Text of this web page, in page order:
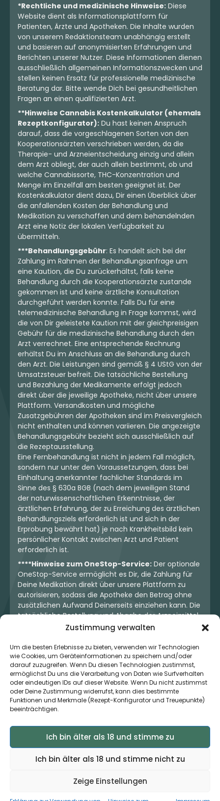
Zustimmung verwalten
Um die besten Erlebnisse zu bieten, verwenden wir Technologien
wie Cookies, um Geräteinformationen zu speichern und/oder
darauf zuzugreifen. Wenn Du diesen Technologien zustimmst,
ermöglichst Du uns die Verarbeitung von Daten wie Surfverhalten
oder eindeutigen IDs auf dieser Website. Wenn Du nicht zustimmst
oder Deine Zustimmung widerrufst, kann dies bestimmte
Funktionen und Merkmale (Rezept-Konfigurator und Treuepunkte)
beeinträchtigen.
Ich bin älter als 18 und stimme zu
Ich bin älter als 18 und stimme nicht zu
Zeige Einstellungen
*Rechtliche und medizinische Hinweise: Diese
Website dient als Informationsplattform für
Patienten, Ärzte und Apotheken. Die Inhalte wurden
von unserem Redaktionsteam unabhängig erstellt
und basieren auf anonymisierten Erfahrungen und
Berichten unserer Nutzer. Diese Informationen dienen
ausschließlich allgemeinen Informationszwecken und
stellen keinen Ersatz für professionelle medizinische
Beratung dar. Bitte wende Dich bei gesundheitlichen
Fragen an einen qualifizierten Arzt.
**Hinweise Cannabis Kostenkalkulator (ehemals
Rezeptkonfigurator): Du hast keinen Anspruch
darauf, dass die vorgeschlagenen Sorten von den
Kooperationsärzten verschrieben werden, da die
Therapie- und Arzneientscheidung einzig und allein
dem Arzt obliegt, der auch allein bestimmt, ob und
welche Cannabissorte, THC-Konzentration und
Menge im Einzelfall am besten geeignet ist. Der
Kostenkalkulator dient dazu, Dir einen Überblick über
die anfallenden Kosten der Behandlung und
Medikation zu verschaffen und dem behandelnden
Arzt eine Notiz der lokalen Verfügbarkeit zu
übermitteln.
***Behandlungsgebühr: Es handelt sich bei der
Zahlung im Rahmen der Behandlungsanfrage um
eine Kaution, die Du zurückerhältst, falls keine
Behandlung durch die Kooperationsärzte zustande
gekommen ist und keine ärztliche Konsultation
durchgeführt werden konnte. Falls Du für eine
telemedizinische Behandlung in Frage kommst, wird
die von Dir geleistete Kaution mit der gleichpreisigen
Gebühr für die medizinische Behandlung durch den
Arzt verrechnet. Eine entsprechende Rechnung
erhältst Du im Anschluss an die Behandlung durch
den Arzt. Die Leistungen sind gemäß § 4 UStG von der
Umsatzsteuer befreit. Die tatsächliche Bestellung
und Bezahlung der Medikamente erfolgt jedoch
direkt über die jeweilige Apotheke, nicht über unsere
Plattform. Versandkosten und mögliche
Zusatzgebühren der Apotheken sind im Preisvergleich
nicht enthalten und können variieren. Die angezeigte
Behandlungsgebühr bezieht sich ausschließlich auf
die Rezeptausstellung.
Eine Fernbehandlung ist nicht in jedem Fall möglich,
sondern nur unter den Voraussetzungen, dass bei
Einhaltung anerkannter fachlicher Standards im
Sinne des § 630a BGB (nach dem jeweiligen Stand
der naturwissenschaftlichen Erkenntnisse, der
ärztlichen Erfahrung, der zu Erreichung des ärztlichen
Behandlungsziels erforderlich ist und sich in der
Erprobung bewährt hat) je nach Krankheitsbild kein
persönlicher Kontakt zwischen Arzt und Patient
erforderlich ist.
****Hinweise zum OneStop-Service: Der optionale
OneStop-Service ermöglicht es Dir, die Zahlung für
Deine Medikation direkt über unsere Plattform zu
autorisieren, sodass die Apotheke den Betrag ohne
zusätzlichen Aufwand Deinerseits einziehen kann. Die
tatsächliche Bestellung und Abgabe der Arzneimittel
erfolgt jedoch ausschließlich über die jeweilige
Dir und der Apotheke. Unser OneStop-Service stellt
kein pharmazeutisches Angebot dar, sondern dient
lediglich der komfortablen Zahlungsabwicklung. Die
Nutzung ist freiwillig und hat keinerlei Einfluss auf die
ärztliche Therapieentscheidung oder die Wahl der
verschriebenen Medikation. Apotheken sind rechtlich
unabhängig und unterliegen den gesetzlichen
vorbehalten.